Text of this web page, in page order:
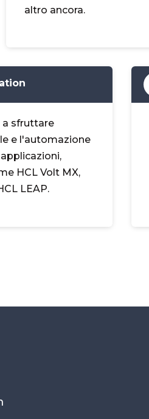
altro ancora.
a sfruttare
e l'automazione
HCL Volt MX,
LEAP.